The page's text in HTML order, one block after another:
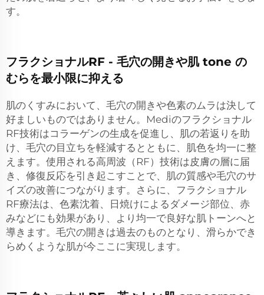
す。
フラクショナルRF - 毛穴の開きや肌 tone の
むらを最小限に抑える
肌のくすみにおいて、毛穴の開きや色素のムラは決して
好ましいものではありません。Mediのフラクショナル
RF技術はコラーゲンの生成を促進し、肌の若返りを助
け、毛穴の目立ちを軽減するとともに、肌色を均一に整
えます。使用される高周波（RF）技術は皮膚の層に届
き、修復反応を引き起こすことで、肌の質感や毛穴のサ
イズの改善につながります。さらに、フラクショナル
RF療法は、色素沈着、日焼けによるダメージ部位、赤
みなどにも効果があり、より均一で良好な肌トーンへと
導きます。毛穴の開きは過去のものとなり、滑らかでき
らめくような肌が今ここに実現します。